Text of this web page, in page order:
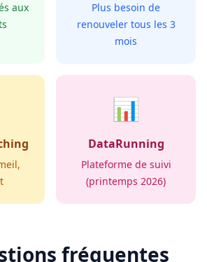
aux
Plus besoin de
renouveler tous les 3
mois
📊
DataRunning
Plateforme de suivi
(printemps 2026)
fréquentes